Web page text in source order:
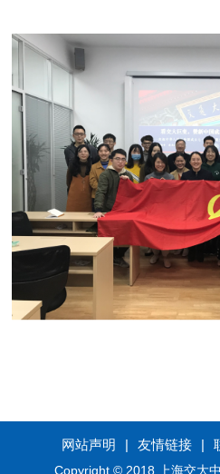
网站声明 | 友情链接 |
Copyright © 2018 上海交大